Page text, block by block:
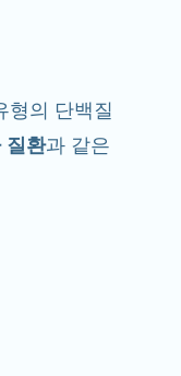
형의 단백질
질환과 같은